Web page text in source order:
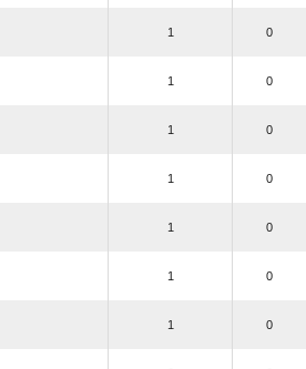
1 0
1 0
1 0
1 0
1 0
1 0
1 0